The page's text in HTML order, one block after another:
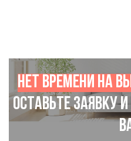
Нет времени на
Оставьте заявку